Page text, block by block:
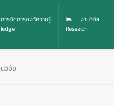
การจัดการองค์ความรู้
งานวิจัย
Research
นวิจัย